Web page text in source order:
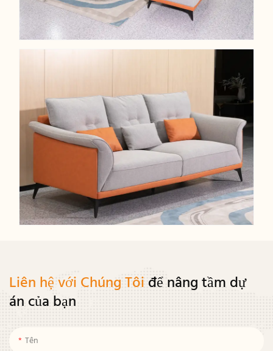
Liên hệ với Chúng Tôi để nâng tầm dự
án của bạn
Tên